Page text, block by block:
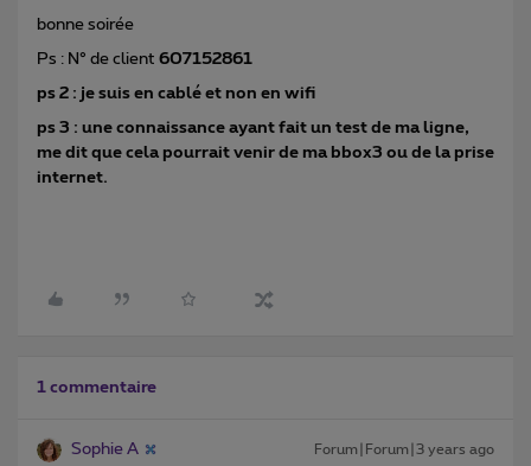
bonne soirée
Ps : N° de client 607152861
ps 2 : je suis en cablé et non en wifi
ps 3 : une connaissance ayant fait un test de ma ligne,
me dit que cela pourrait venir de ma bbox3 ou de la prise
internet.
1 commentaire
Sophie A Forum|Forum|3 years ago